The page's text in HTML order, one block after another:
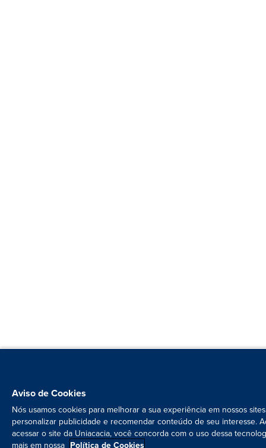
Aviso de Cookies
Nós usamos cookies para melhorar a sua experiência em nossos
personalizar publicidade e recomendar conteúdo de seu interesse.
acessar o site da Uniacacia, você concorda com o uso dessa
mais em nossa Política de Cookies